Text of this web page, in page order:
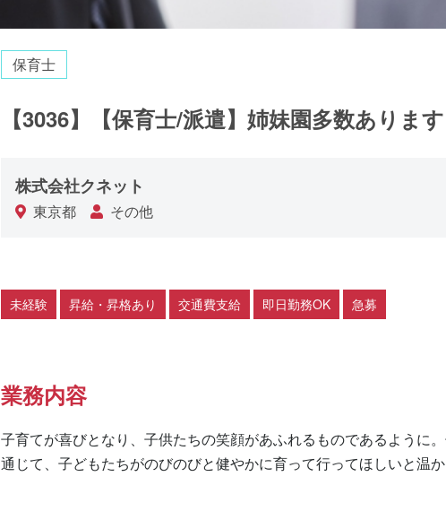
保育士
【3036】【保育士/派遣】姉妹園多数あります
株式会社クネット
東京都 その他
未経験 昇給・昇格あり 交通費支給 即日勤務OK 急募
業務内容
子育てが喜びとなり、子供たちの笑顔があふれるものであるように
通じて、子どもたちがのびのびと健やかに育って行ってほしいと温か